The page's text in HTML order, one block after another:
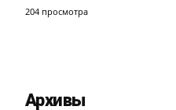
204 просмотра
Архивы